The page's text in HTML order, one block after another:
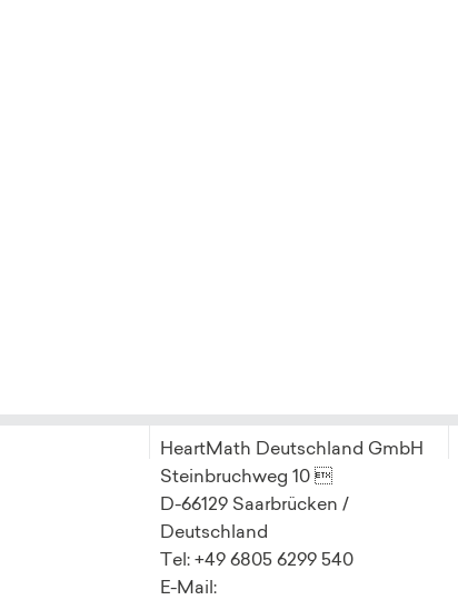
HeartMath Deutschland GmbH
Steinbruchweg 10 
D-66129 Saarbrücken /
Deutschland
Tel: +49 6805 6299 540
E-Mail: